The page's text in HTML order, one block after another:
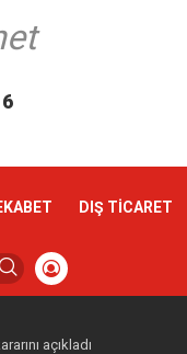
DIŞ TİCARET
başladı